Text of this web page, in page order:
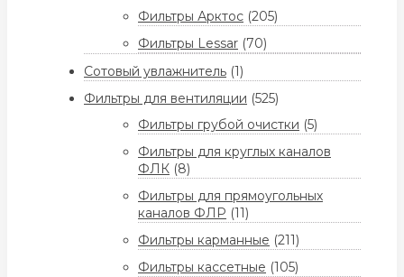
Фильтры Арктос (205)
Фильтры Lessar (70)
Сотовый увлажнитель (1)
Фильтры для вентиляции (525)
Фильтры грубой очистки (5)
Фильтры для круглых каналов
ФЛК (8)
Фильтры для прямоугольных
каналов ФЛР (11)
Фильтры карманные (211)
Фильтры кассетные (105)